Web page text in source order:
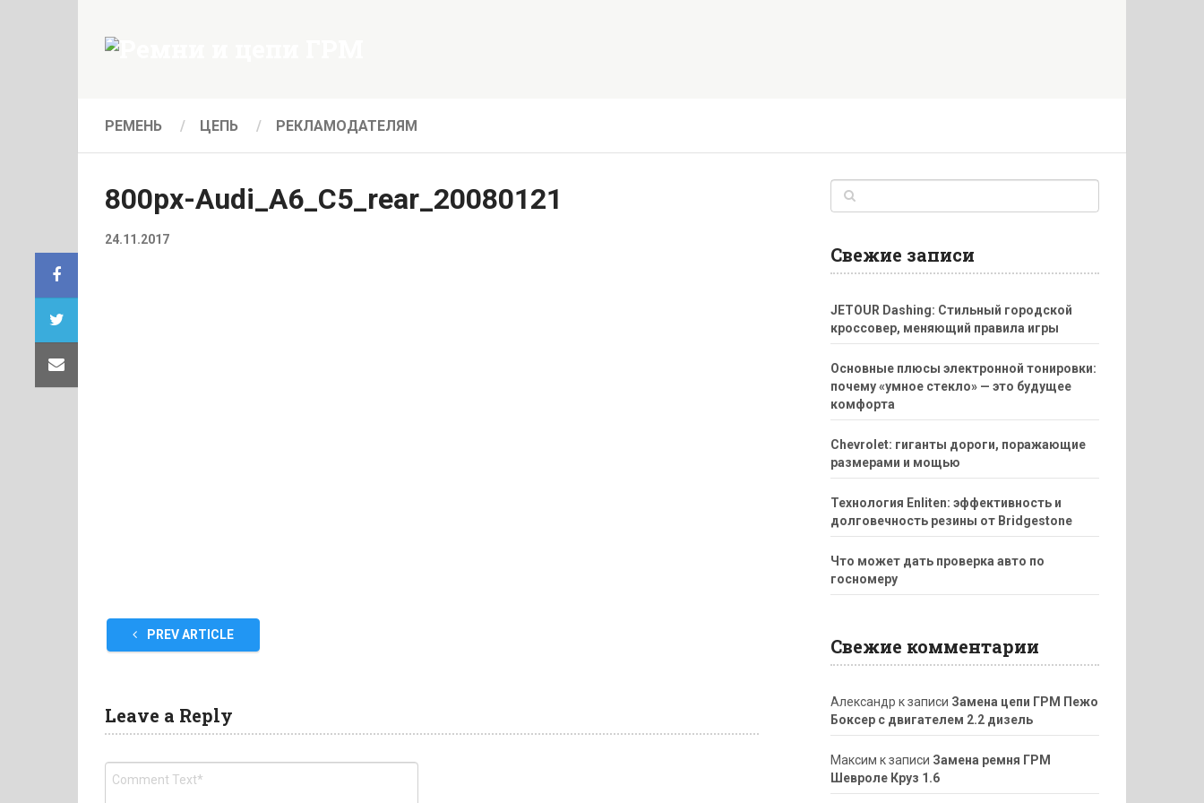
РЕМЕНЬ ЦЕПЬ РЕКЛАМОДАТЕЛЯМ
800px-Audi_A6_C5_rear_20080121
24.11.2017
PREV ARTICLE
Leave a Reply
Свежие записи
JETOUR Dashing: Стильный городской
кроссовер, меняющий правила игры
Основные плюсы электронной тонировки:
почему «умное стекло» — это будущее
комфорта
Chevrolet: гиганты дороги, поражающие
размерами и мощью
Технология Enliten: эффективность и
долговечность резины от Bridgestone
Что может дать проверка авто по
госномеру
Свежие комментарии
Александр к записи Замена цепи ГРМ Пежо
Боксер с двигателем 2.2 дизель
Максим к записи Замена ремня ГРМ
Шевроле Круз 1.6